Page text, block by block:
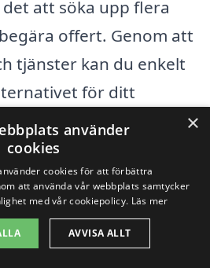
att söka upp flera
offert. Genom att
tjänster kan du enkelt
för ditt
xn--fretagsstd-pris-
en praktisk lösning för
med professionella
så att du kan
och samtidigt
×
använder
cookies
cookies för att förbättra
att använda vår webbplats samtycker
med vår cookiepolicy. Läs mer
AVVISA ALLT